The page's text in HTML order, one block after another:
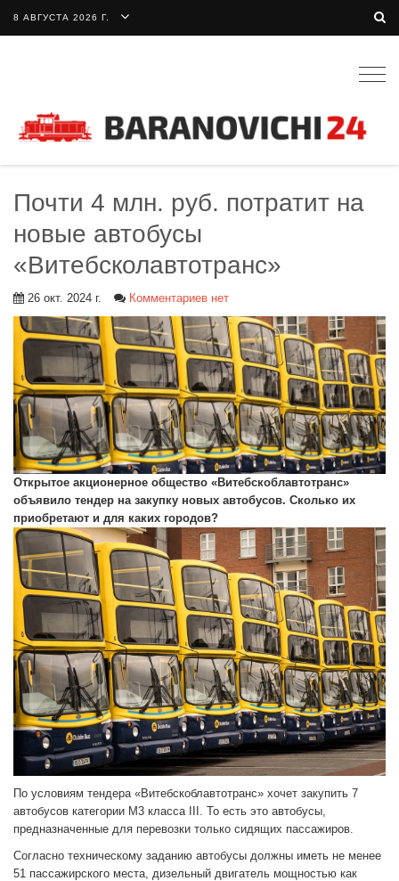
8 АВГУСТА 2026 Г.
Почти 4 млн. руб. потратит на
новые автобусы
«Витебсколавтотранс»
26 окт. 2024 г. Комментариев нет
Открытое акционерное общество «Витебскоблавтотранс»
объявило тендер на закупку новых автобусов. Сколько их
приобретают и для каких городов?
По условиям тендера «Витебскоблавтотранс» хочет закупить 7
автобусов категории М3 класса III. То есть это автобусы,
предназначенные для перевозки только сидящих пассажиров.
Согласно техническому заданию автобусы должны иметь не менее
51 пассажирского места, дизельный двигатель мощностью как